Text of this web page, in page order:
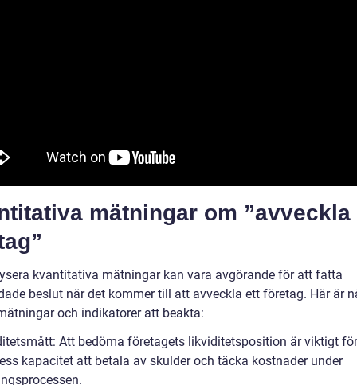
mätningar om ”avveckla
kvantitativa mätningar kan vara avgörande för att fatta
beslut när det kommer till att avveckla ett företag. Här är
och indikatorer att beakta:
Att bedöma företagets likviditetsposition är viktigt
kapacitet att betala av skulder och täcka kostnader under